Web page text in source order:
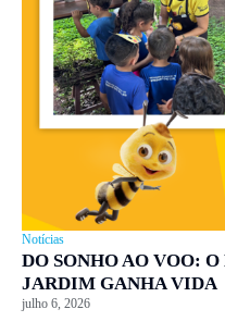
Notícias
DO SONHO AO VOO:
JARDIM GANHA VIDA
julho 6, 2026